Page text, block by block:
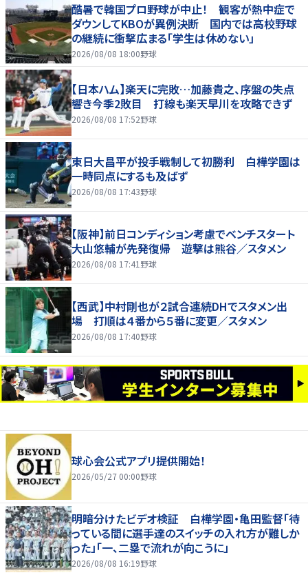
酷暑で韓国プロ野球が中止！ 観客が熱中症で
ダウンしてKBOが異例決断 国内では高校野球
の継続に衝撃広まる「学生は休めない」
2026/08/08 18:00野球
【日本ハム】楽天に完敗…加藤貴之、序盤の失点
響き今季2敗目 打線も楽天早川を攻略できず
2026/08/08 17:52野球
東日大昌平が投手戦制して初勝利 白樺学園は
一時同点にするも及ばず
2026/08/08 17:43野球
【阪神】前日コンディション考慮でベンチスタート
大山悠輔が先発復帰 遊撃は熊谷／スタメン
2026/08/08 17:41 野球
【西武】中村剛也が２試合連続DHでスタメン出
場 打順は４番から５番に変更／スタメン
2026/08/08 17:40野球
球心会公式アプリ提供開始！
2026/05/27 00:00野球
明暗分けたビデオ検証 白樺学園・亀田監督「待
っている間に選手達のスイッチの入れ方が難しか
った」「一、二塁で流れが向こうに」
2026/08/08 16:19野球